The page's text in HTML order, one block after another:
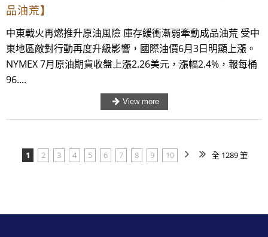
品油荒】
中東戰火再燃推升原油風險 庫存緩衝漸弱牽動成品油荒 受中
東地區敵對行動再度升級影響，國際油價6月3日明顯上漲。
NYMEX 7月原油期貨收盤上漲2.26美元，漲幅2.4%，報每桶
96....
1 2 3 4 5 6 7 8 9 10 全 1289 筆